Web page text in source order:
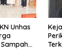
Unhas
Periksa Wakil